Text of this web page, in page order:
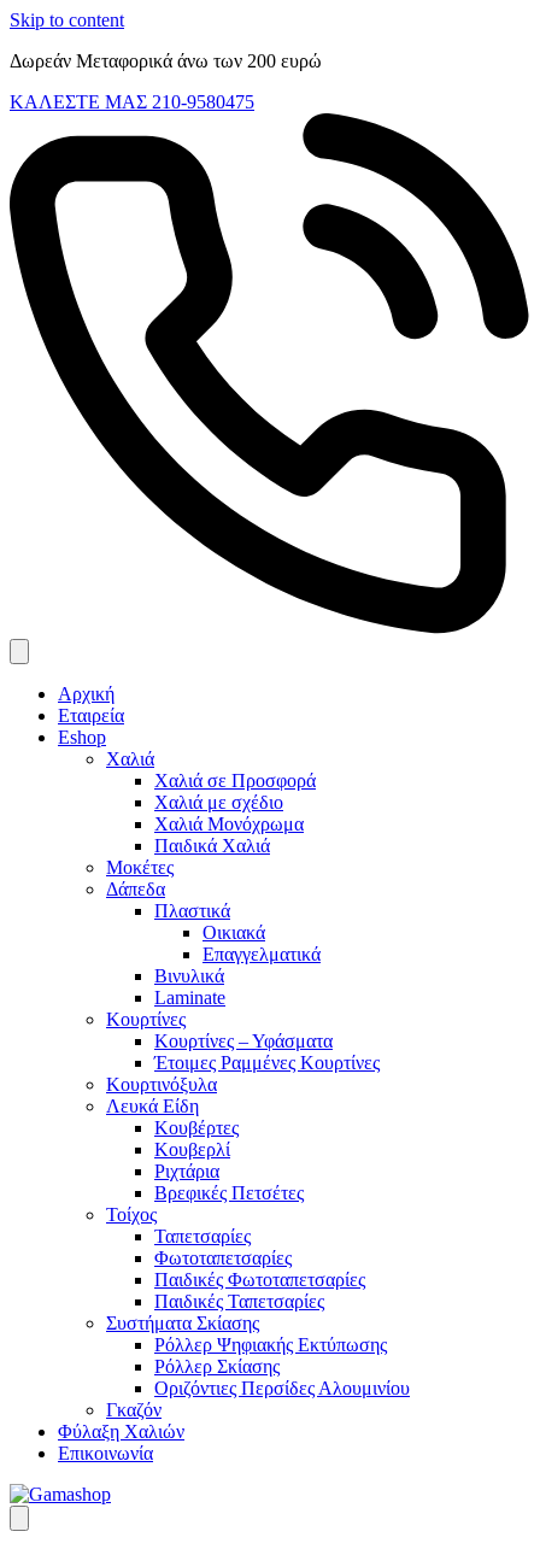
Skip to content
Δωρεάν Μεταφορικά άνω των 200 ευρώ
ΚΑΛΕΣΤΕ ΜΑΣ 210-9580475
Αρχική
Εταιρεία
Eshop
Χαλιά
Χαλιά σε Προσφορά
Χαλιά με σχέδιο
Χαλιά Μονόχρωμα
Παιδικά Χαλιά
Μοκέτες
Δάπεδα
Πλαστικά
Οικιακά
Επαγγελματικά
Βινυλικά
Laminate
Κουρτίνες
Κουρτίνες – Υφάσματα
Έτοιμες Ραμμένες Κουρτίνες
Κουρτινόξυλα
Λευκά Είδη
Κουβέρτες
Κουβερλί
Ριχτάρια
Βρεφικές Πετσέτες
Τοίχος
Ταπετσαρίες
Φωτοταπετσαρίες
Παιδικές Φωτοταπετσαρίες
Παιδικές Ταπετσαρίες
Συστήματα Σκίασης
Ρόλλερ Ψηφιακής Εκτύπωσης
Ρόλλερ Σκίασης
Οριζόντιες Περσίδες Αλουμινίου
Γκαζόν
Φύλαξη Χαλιών
Επικοινωνία